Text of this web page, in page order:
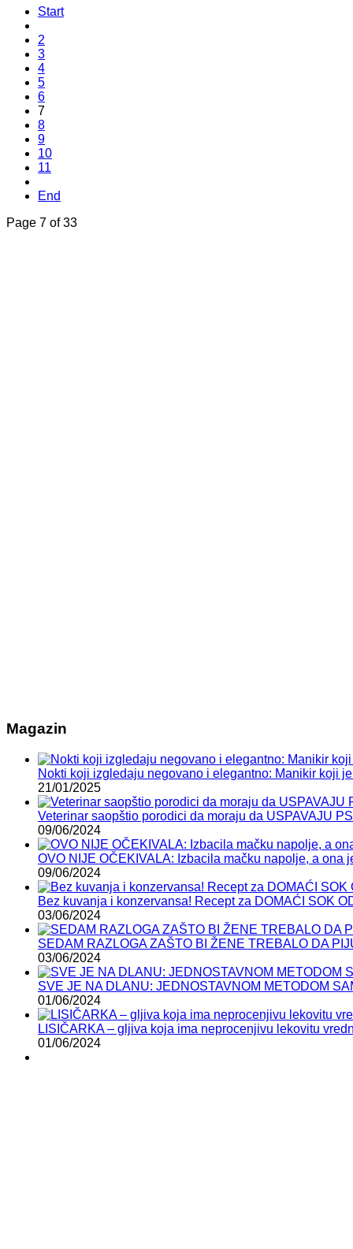
Start
2
3
4
5
6
7
8
9
10
11
End
Page 7 of 33
Magazin
Nokti koji izgledaju negovano i elegantno: Manikir koji
21/01/2025
Veterinar saopštio porodici da moraju da USPAVAJU
09/06/2024
OVO NIJE OČEKIVALA: Izbacila mačku napolje, a ona
09/06/2024
Bez kuvanja i konzervansa! Recept za DOMAĆI SOK
03/06/2024
SEDAM RAZLOGA ZAŠTO BI ŽENE TREBALO DA
03/06/2024
SVE JE NA DLANU: JEDNOSTAVNOM METODOM
01/06/2024
LISIČARKA – gljiva koja ima neprocenjivu lekovitu
01/06/2024